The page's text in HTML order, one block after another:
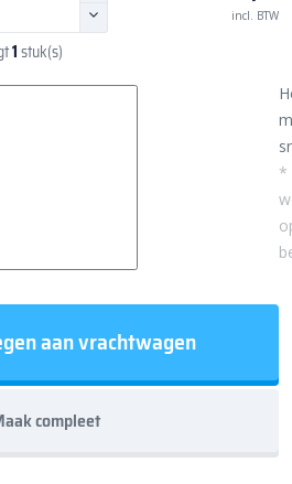
1stuk(s)
incl. BTW
*
aan vrachtwagen
compleet